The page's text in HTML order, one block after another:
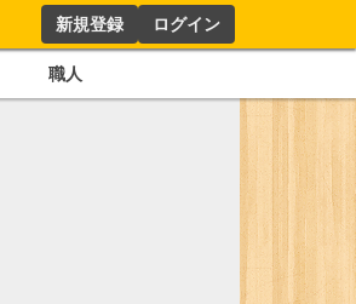
新規登録 ログイン
職人